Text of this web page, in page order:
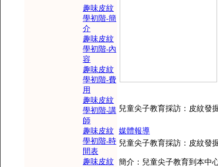
趣味皮紋
學初階-簡
介
趣味皮紋
學初階-內
容
趣味皮紋
學初階-費
用
趣味皮紋
學初階-講
師
趣味皮紋
學初階-時
間表
趣味皮紋
兒童尖子教育採訪：皮紋發
媒體報導
兒童尖子教育採訪：皮紋發
簡介：兒童尖子教育到本中